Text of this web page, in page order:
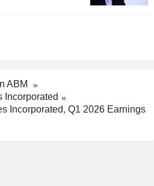
ABM
Incorporated
Incorporated, Q1 2026 Earnings